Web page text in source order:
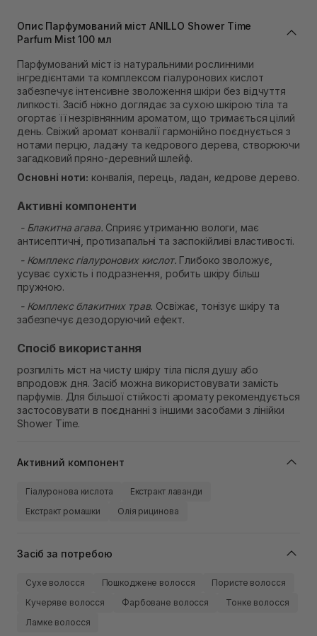
В наявності
Самовивіз м. Львів, вул. Степана Бандери 45
Самовивіз м. Рівне, вул. 16-го Липня, 15
В наявності
Самовивіз м. Рівне, вул. Кулика і Гудачека 23 (ТЦ
Екватор)
В наявності
Опис Парфумований міст ANILLO Shower Time
Parfum Mist 100 мл
Парфумований міст із натуральними рослинними
інгредієнтами та комплексом гіалуронових кислот
забезпечує інтенсивне зволоження шкіри без відчуття
липкості. Засіб ніжно доглядає за сухою шкірою тіла та
огортає її незрівнянним ароматом, що тримається цілий
день. Свіжий аромат конвалії гармонійно поєднується з
нотами перцю, ладану та кедрового дерева, створюючи
загадковий пряно-деревний шлейф.
Основні ноти: конвалія, перець, ладан, кедрове дерево.
Активні компоненти
- Блакитна агава. Сприяє утриманню вологи, має
антисептичні, протизапальні та заспокійливі властивості.
- Комплекс гіалуронових кислот. Глибоко зволожує,
усуває сухість і подразнення, робить шкіру більш
пружною.
- Комплекс блакитних трав. Освіжає, тонізує шкіру та
забезпечує дезодоруючий ефект.
Спосіб використання
розпиліть міст на чисту шкіру тіла після душу або
впродовж дня. Засіб можна використовувати замість
парфумів. Для більшої стійкості аромату рекомендується
застосовувати в поєднанні з іншими засобами з лінійки
Shower Time.
Активний компонент
Гіалуронова кислота
Екстракт лаванди
Екстракт ромашки
Олія рицинова
Засіб за потребою
Сухе волосся Пошкоджене волосся
Пористе волосся
Кучеряве волосся
Фарбоване волосся
Тонке волосся
Ламке волосся